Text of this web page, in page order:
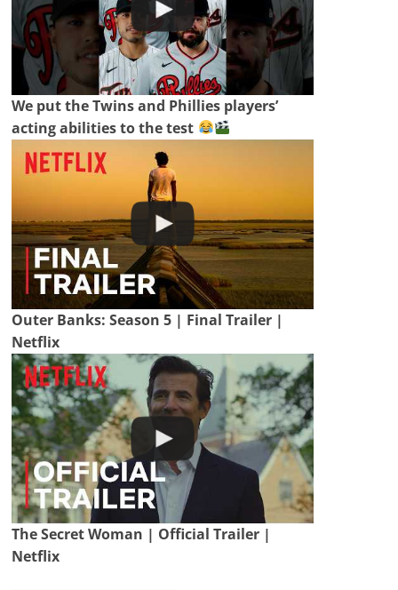
We put the Twins and Phillies players’
acting abilities to the test
Outer Banks: Season 5 | Final Trailer |
Netflix
The Secret Woman | Official Trailer |
Netflix